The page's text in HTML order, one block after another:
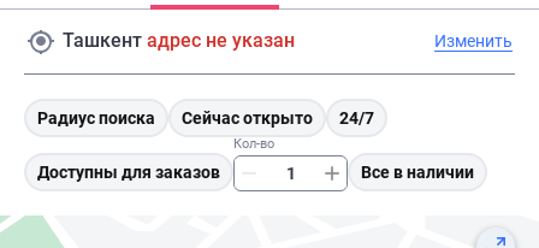
Ташкент адрес не указан Изменить
Радиус поиска Сейчас открыто 24/7
Доступны для заказов
Кол-во
Все в наличии